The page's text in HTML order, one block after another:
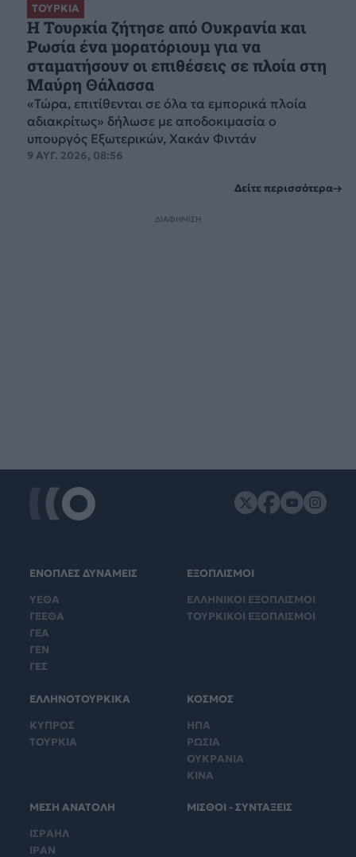
ΤΟΥΡΚΙΑ
Η Τουρκία ζήτησε από Ουκρανία και
Ρωσία ένα μορατόριουμ για να
σταματήσουν οι επιθέσεις σε πλοία στη
Μαύρη Θάλασσα
«Τώρα, επιτίθενται σε όλα τα εμπορικά πλοία
αδιακρίτως» δήλωσε με αποδοκιμασία ο
υπουργός Εξωτερικών, Χακάν Φιντάν
9 ΑΥΓ. 2026, 08:56
Δείτε περισσότερα
ΔΙΑΦΗΜΙΣΗ
ΕΝΟΠΛΕΣ ΔΥΝΑΜΕΙΣ
ΥΕΘΑ
ΓΕΕΘΑ
ΓΕΑ
ΓΕΝ
ΓΕΣ
ΕΞΟΠΛΙΣΜΟΙ
ΕΛΛΗΝΙΚΟΙ ΕΞΟΠΛΙΣΜΟΙ
ΤΟΥΡΚΙΚΟΙ ΕΞΟΠΛΙΣΜΟΙ
ΕΛΛΗΝΟΤΟΥΡΚΙΚΑ
ΚΥΠΡΟΣ
ΤΟΥΡΚΙΑ
ΚΟΣΜΟΣ
ΗΠΑ
ΡΩΣΙΑ
ΟΥΚΡΑΝΙΑ
ΚΙΝΑ
ΜΕΣΗ ΑΝΑΤΟΛΗ
ΙΣΡΑΗΛ
ΙΡΑΝ
ΜΙΣΘΟΙ - ΣΥΝΤΑΞΕΙΣ